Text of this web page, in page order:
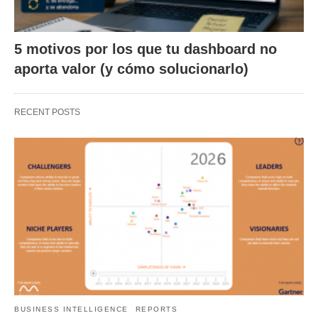
5 motivos por los que tu dashboard no
aporta valor (y cómo solucionarlo)
RECENT POSTS
BUSINESS INTELLIGENCE REPORTS